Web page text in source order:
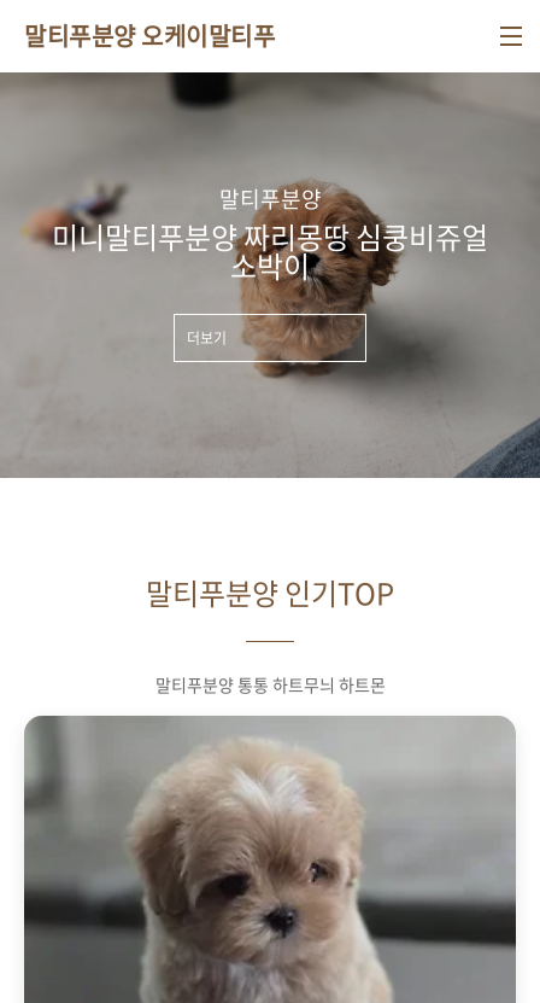
말티푸분양 오케이말티푸
말티푸분양
미니말티푸분양 짜리몽땅 심쿵비쥬얼
소박이
더보기
말티푸분양 인기TOP
말티푸분양 통통 하트무늬 하트몬